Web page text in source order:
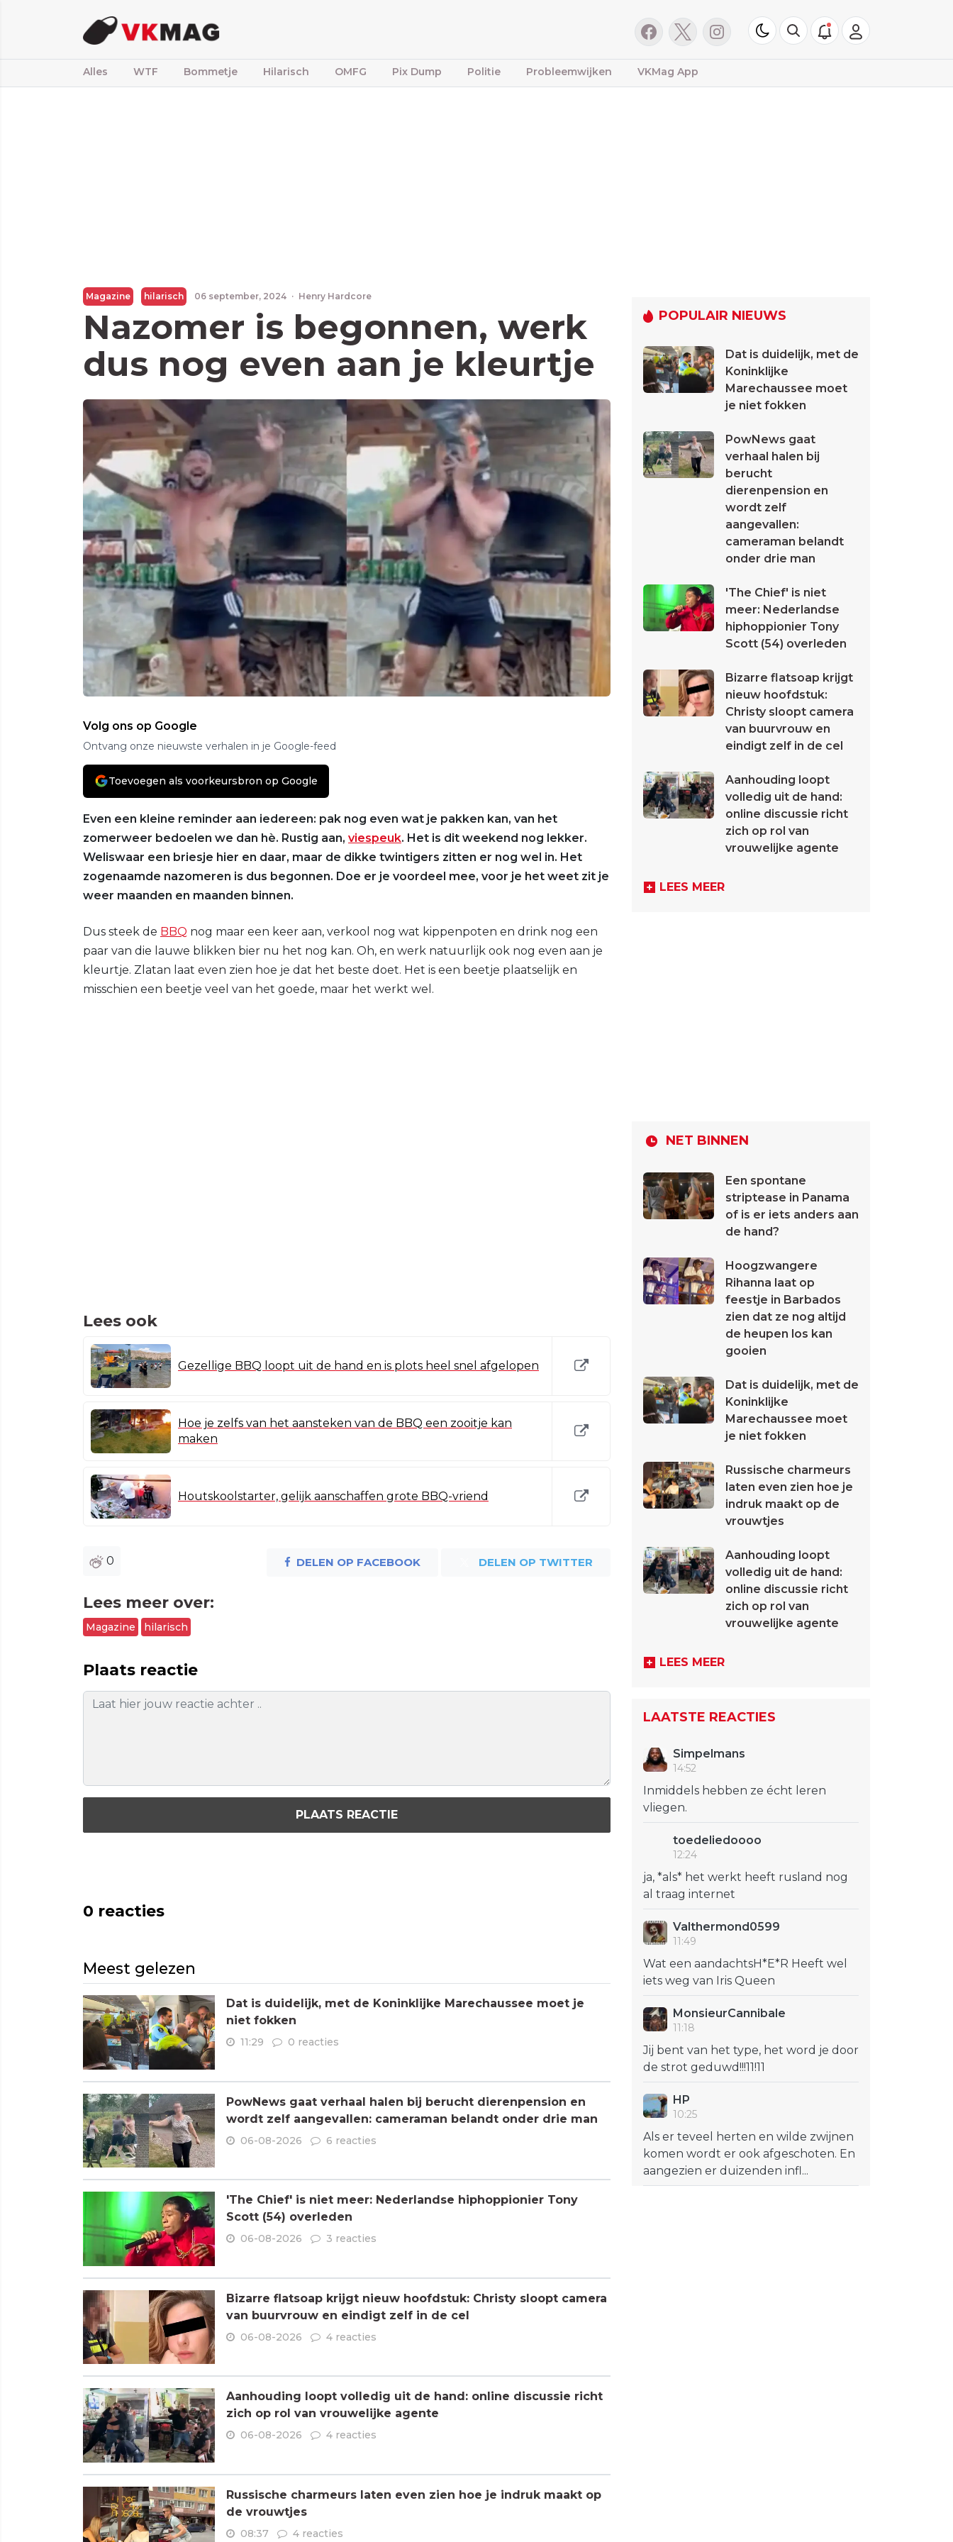
Alles WTF Bommetje Hilarisch OMFG Pix Dump Politie Probleemwijken VKMag App
Magazine hilarisch 06 september, 2024 · Henry Hardcore
Nazomer is begonnen, werk
dus nog even aan je kleurtje
Volg ons op Google
Ontvang onze nieuwste verhalen in je Google-feed
Toevoegen als voorkeursbron op Google
Even een kleine reminder aan iedereen: pak nog even wat je pakken kan, van het
zomerweer bedoelen we dan hè. Rustig aan, viespeuk. Het is dit weekend nog lekker.
Weliswaar een briesje hier en daar, maar de dikke twintigers zitten er nog wel in. Het
zogenaamde nazomeren is dus begonnen. Doe er je voordeel mee, voor je het weet zit je
weer maanden en maanden binnen.
Dus steek de BBQ nog maar een keer aan, verkool nog wat kippenpoten en drink nog een
paar van die lauwe blikken bier nu het nog kan. Oh, en werk natuurlijk ook nog even aan je
kleurtje. Zlatan laat even zien hoe je dat het beste doet. Het is een beetje plaatselijk en
misschien een beetje veel van het goede, maar het werkt wel.
Lees ook
Gezellige BBQ loopt uit de hand en is plots heel snel afgelopen
Hoe je zelfs van het aansteken van de BBQ een zooitje kan
maken
Houtskoolstarter, gelijk aanschaffen grote BBQ-vriend
0 DELEN OP FACEBOOK DELEN OP TWITTER
Lees meer over:
Magazine hilarisch
Plaats reactie
PLAATS REACTIE
0 reacties
Meest gelezen
Dat is duidelijk, met de Koninklijke Marechaussee moet je
niet fokken
11:29 0 reacties
PowNews gaat verhaal halen bij berucht dierenpension en
wordt zelf aangevallen: cameraman belandt onder drie man
06-08-2026 6 reacties
'The Chief' is niet meer: Nederlandse hiphoppionier Tony
Scott (54) overleden
06-08-2026 3 reacties
Bizarre flatsoap krijgt nieuw hoofdstuk: Christy sloopt camera
van buurvrouw en eindigt zelf in de cel
06-08-2026 4 reacties
Aanhouding loopt volledig uit de hand: online discussie richt
zich op rol van vrouwelijke agente
06-08-2026 4 reacties
Russische charmeurs laten even zien hoe je indruk maakt op
de vrouwtjes
08:37 4 reacties
POPULAIR NIEUWS
Dat is duidelijk, met de
Koninklijke
Marechaussee moet
je niet fokken
PowNews gaat
verhaal halen bij
berucht
dierenpension en
wordt zelf
aangevallen:
cameraman belandt
onder drie man
'The Chief' is niet
meer: Nederlandse
hiphoppionier Tony
Scott (54) overleden
Bizarre flatsoap krijgt
nieuw hoofdstuk:
Christy sloopt camera
van buurvrouw en
eindigt zelf in de cel
Aanhouding loopt
volledig uit de hand:
online discussie richt
zich op rol van
vrouwelijke agente
LEES MEER
NET BINNEN
Een spontane
striptease in Panama
of is er iets anders aan
de hand?
Hoogzwangere
Rihanna laat op
feestje in Barbados
zien dat ze nog altijd
de heupen los kan
gooien
Dat is duidelijk, met de
Koninklijke
Marechaussee moet
je niet fokken
Russische charmeurs
laten even zien hoe je
indruk maakt op de
vrouwtjes
Aanhouding loopt
volledig uit de hand:
online discussie richt
zich op rol van
vrouwelijke agente
LEES MEER
LAATSTE REACTIES
Simpelmans
14:52
Inmiddels hebben ze écht leren
vliegen.
toedeliedoooo
12:24
ja, *als* het werkt heeft rusland nog
al traag internet
Valthermond0599
11:49
Wat een aandachtsH*E*R Heeft wel
iets weg van Iris Queen
MonsieurCannibale
11:18
Jij bent van het type, het word je door
de strot geduwd!!!11!11
HP
10:25
Als er teveel herten en wilde zwijnen
komen wordt er ook afgeschoten. En
aangezien er duizenden infl...